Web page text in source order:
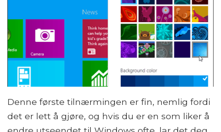
Denne første tilnærmingen er fin, nemlig fordi
det er lett å gjøre, og hvis du er en som liker å